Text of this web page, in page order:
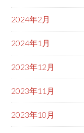
2024年2月
2024年1月
2023年12月
2023年11月
2023年10月